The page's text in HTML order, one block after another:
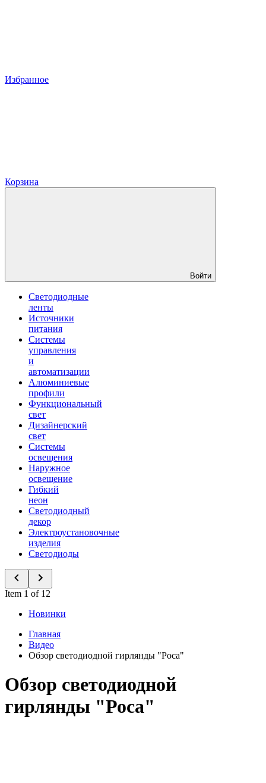
Избранное
Корзина
Войти
Светодиодные
ленты
Источники
питания
Системы
управления
и
автоматизации
Алюминиевые
профили
Функциональный
свет
Дизайнерский
свет
Системы
освещения
Наружное
освещение
Гибкий
неон
Светодиодный
декор
Электроустановочные
изделия
Светодиоды
Item 1 of 12
Новинки
Главная
Видео
Обзор светодиодной гирлянды "Роса"
Обзор светодиодной
гирлянды "Роса"